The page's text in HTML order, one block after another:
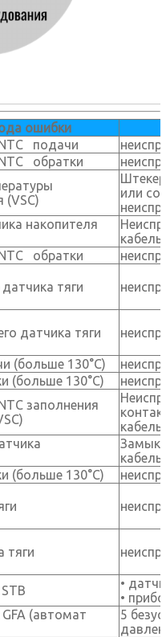
ошибки
подачи
обратки
(VSC)
или
накопителя
кабель
обратки
тяги
датчика тяги
(больше 130°C)
(больше 130°C)
заполнения
кабель
(больше 130°C)
тяги
•
•
(автомат
5